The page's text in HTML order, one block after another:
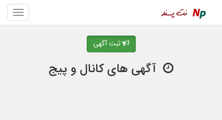
ثبت آگهی
آگهی های کانال و پیج